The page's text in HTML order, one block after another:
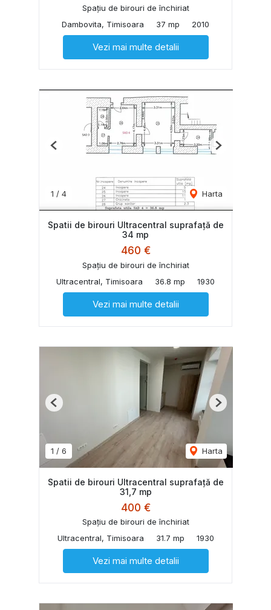
Spațiu de birouri de închiriat
Dambovita, Timisoara
37 mp 2010
Vezi mai multe detalii
1 / 4 Harta
Previous Next
Spatii de birouri Ultracentral suprafață de
34 mp
460 €
Spațiu de birouri de închiriat
Ultracentral, Timisoara
36.8 mp 1930
Vezi mai multe detalii
1 / 6 Harta
Previous Next
Spatii de birouri Ultracentral suprafață de
31,7 mp
400 €
Spațiu de birouri de închiriat
Ultracentral, Timisoara
31.7 mp 1930
Vezi mai multe detalii